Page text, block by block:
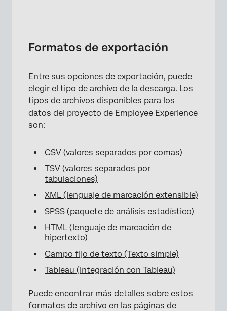
Formatos de exportación
Entre sus opciones de exportación, puede
elegir el tipo de archivo de la descarga. Los
tipos de archivos disponibles para los
datos del proyecto de Employee Experience
son:
CSV (valores separados por comas)
TSV (valores separados por
tabulaciones)
XML (lenguaje de marcación extensible)
SPSS (paquete de análisis estadístico)
HTML (lenguaje de marcación de
hipertexto)
Campo fijo de texto (Texto simple)
Tableau (Integración con Tableau)
Puede encontrar más detalles sobre estos
formatos de archivo en las páginas de